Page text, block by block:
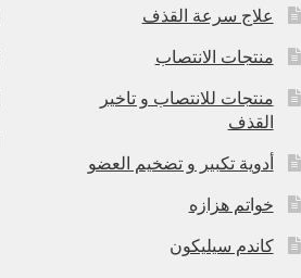
علاج سرعة القذف
منتجات الانتصاب
منتجات للانتصاب و تاخير
القذف
أدوية تكبير و تضخيم العضو
خواتم هزازه
كاندم سيليكون